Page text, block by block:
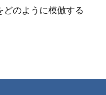
のように模倣する